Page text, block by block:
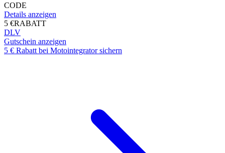
CODE
Details anzeigen
5 €RABATT
DLV
Gutschein anzeigen
5 € Rabatt bei Motointegrator sichern